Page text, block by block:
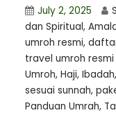
July 2, 2025
dan Spiritual,
umroh resmi,
travel umroh
Umroh, Haji, Ibadah,
sesuai sunnah,
Panduan Umrah,